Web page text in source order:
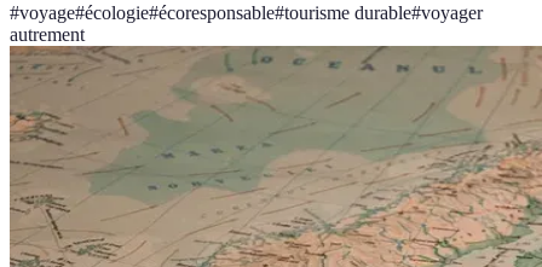
#voyage#écologie#écoresponsable#tourisme durable#voyager
autrement